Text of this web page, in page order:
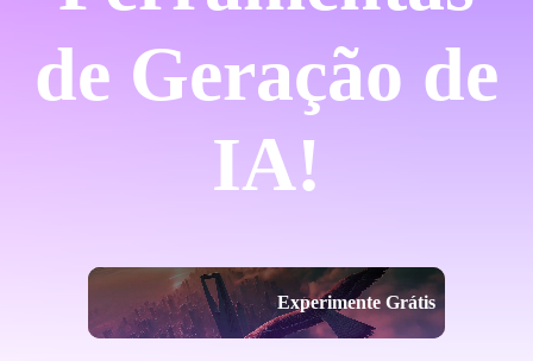
de Geração de
IA!
Experimente Grátis